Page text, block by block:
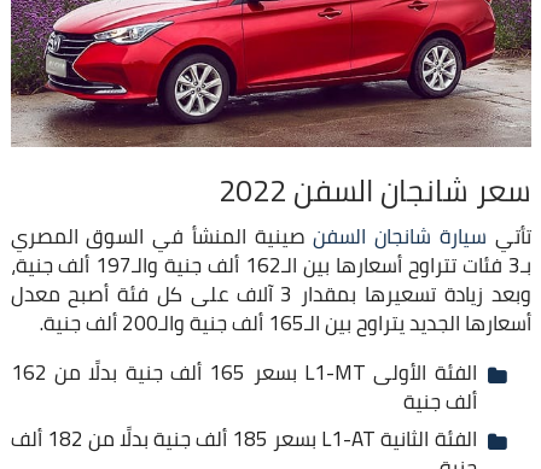
سعر شانجان السفن 2022
تأتي سيارة شانجان السفنصينية المنشأ في السوق المصري
بـ3 فئات تتراوح أسعارها بين الـ162 ألف جنية والـ197 ألف جنية،
وبعد زيادة تسعيرها بمقدار 3 آلاف على كل فئة أصبح معدل
أسعارها الجديد يتراوح بين الـ165 ألف جنية والـ200 ألف جنية.
الفئة الأولى L1-MT بسعر 165 ألف جنية بدلًا من 162
ألف جنية
الفئة الثانية L1-AT بسعر 185 ألف جنية بدلًا من 182 ألف